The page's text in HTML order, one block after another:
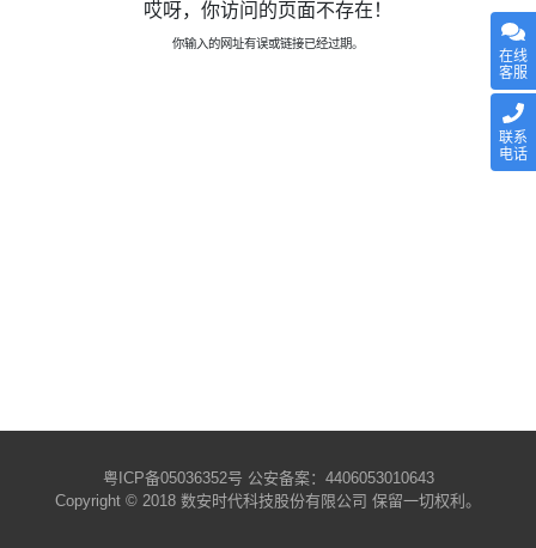
哎呀，你访问的页面不存在！
你输入的网址有误或链接已经过期。
粤ICP备05036352号 公安备案：4406053010643
Copyright © 2018 数安时代科技股份有限公司 保留一切权利。
在线
客服
联系
电话